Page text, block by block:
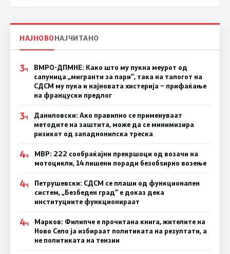
НАЈНОВОНАЈЧИТАНО
3Ч
ВМРО-ДПМНЕ: Како што му пукна меурот од
сапуница „мигранти за пари“, така на талогот на
СДСМ му пука и најновата хистерија – прифаќање
на француски предлог
3Ч
Даниловски: Ако правилно се применуваат
методите на заштита, може да се минимизира
ризикот од западнонилска треска
4Ч
МВР: 222 сообраќајни прекршоци од возачи на
мотоцикли, 14 лишени поради безобѕирно возење
4Ч
Петрушевски: СДСМ се плаши од функционален
систем, „Безбеден град“ е доказ дека
институциите функционираат
4Ч
Марков: Филипче е прочитана книга, жителите на
Ново Село ја избираат политиката на резултати, а
не политиката на тензии